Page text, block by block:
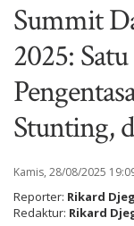
Summit
2025:
Stunting,
Kamis, 28/08/2025
Reporter: Rikard
Redaktur: Rikard